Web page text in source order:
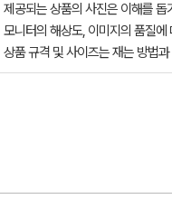
제공되는 상품의 사진은 이해를
모니터의 해상도, 이미지의 품질
상품 규격 및 사이즈는 재는 방법